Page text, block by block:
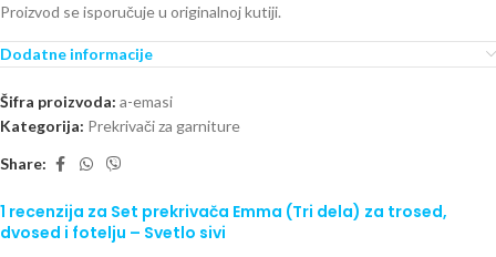
Proizvod se isporučuje u originalnoj kutiji.
Dodatne informacije
Šifra proizvoda: a-emasi
Kategorija: Prekrivači za garniture
Share:
1 recenzija za Set prekrivača Emma (Tri dela) za trosed,
dvosed i fotelju – Svetlo sivi